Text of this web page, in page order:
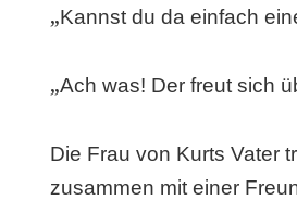
„Kannst du da einfach
„Ach was! Der freut sich
Die Frau von Kurts Vater
zusammen mit einer